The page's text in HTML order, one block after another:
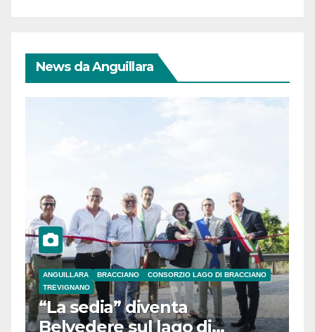
News da Anguillara
ANGUILLARA BRACCIANO
CONSORZIO LAGO DI BRACCIANO
TREVIGNANO
“La sedia” diventa
Belvedere sul lago di